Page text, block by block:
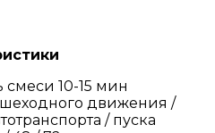
10-15 мин
движения /
/ пуска